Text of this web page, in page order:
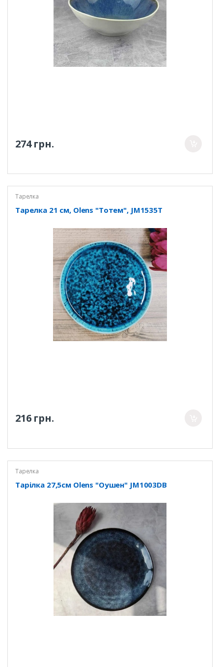
274 грн.
Тарелка
Тарелка 21 см, Olens "Тотем", JM1535T
216 грн.
Тарелка
Тарілка 27,5см Olens "Оушен" JM1003DB